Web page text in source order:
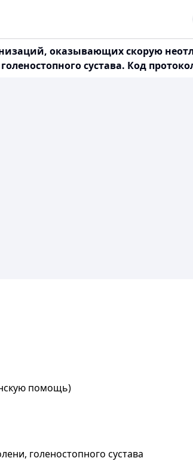
оказывающих скорую
сустава. Код
помощь)
голеностопного сустава